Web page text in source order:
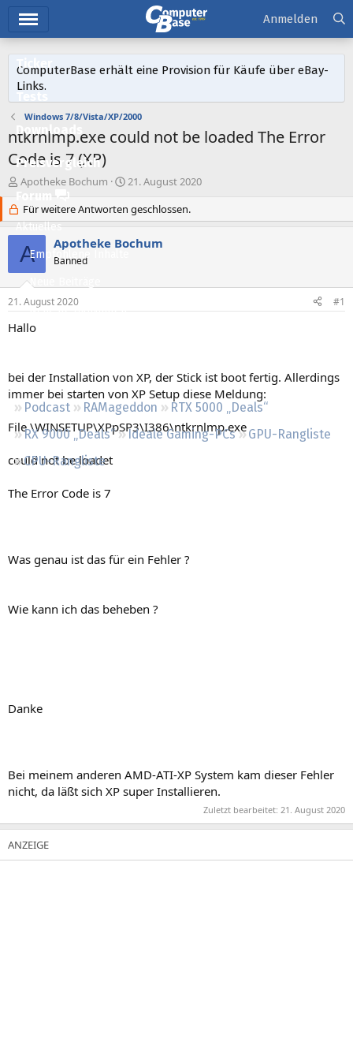
Ticker
Downloads
Preisvergleich
Forum
Aktuelles
Empfohlene Inhalte
Neue Beiträge
Neueste Aktivitäten
Podcast RAMageddon
RTX 5000 „Deals“
RX 9000 „Deals“
Ideale Gaming-PCs
GPU-Rangliste
CPU-Rangliste
Anmelden
ComputerBase erhält eine Provision für Käufe über eBay-
Links.
Windows 7/8/Vista/XP/2000
ntkrnlmp.exe could not be loaded The Error
Code is 7 (XP)
E
r
s
t
e
l
e
Apotheke Bochum
E
s
t
l
m
21. August 2020
Für weitere Antworten geschlossen.
A Apotheke Bochum
Banned
21. August 2020 #1
Hallo
bei der Installation von XP, der Stick ist boot fertig. Allerdings
immer bei starten von XP Setup diese Meldung:
File \WINSETUP\XPpSP3\I386\ntkrnlmp.exe
could not be loadet
The Error Code is 7
Was genau ist das für ein Fehler ?
Wie kann ich das beheben ?
Danke
Bei meinem anderen AMD-ATI-XP System kam dieser Fehler
nicht, da läßt sich XP super Installieren.
Zuletzt bearbeitet: 21. August 2020